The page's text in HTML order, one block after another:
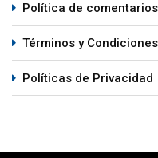
Política de comentarios
Términos y Condiciones
Políticas de Privacidad